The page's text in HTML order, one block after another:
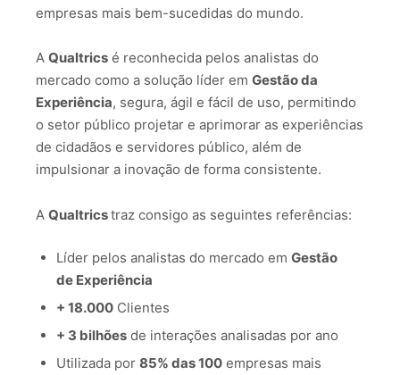
empresas mais bem-sucedidas do mundo.
A Qualtrics é reconhecida pelos analistas do
mercado como a solução líder em Gestão da
Experiência, segura, ágil e fácil de uso, permitindo
o setor público projetar e aprimorar as experiências
de cidadãos e servidores público, além de
impulsionar a inovação de forma consistente.
A Qualtricstraz consigo as seguintes referências:
Líder pelos analistas do mercado em Gestão
de Experiência
+ 18.000Clientes
+ 3 bilhõesde interações analisadas por ano
Utilizada por 85% das 100empresas mais